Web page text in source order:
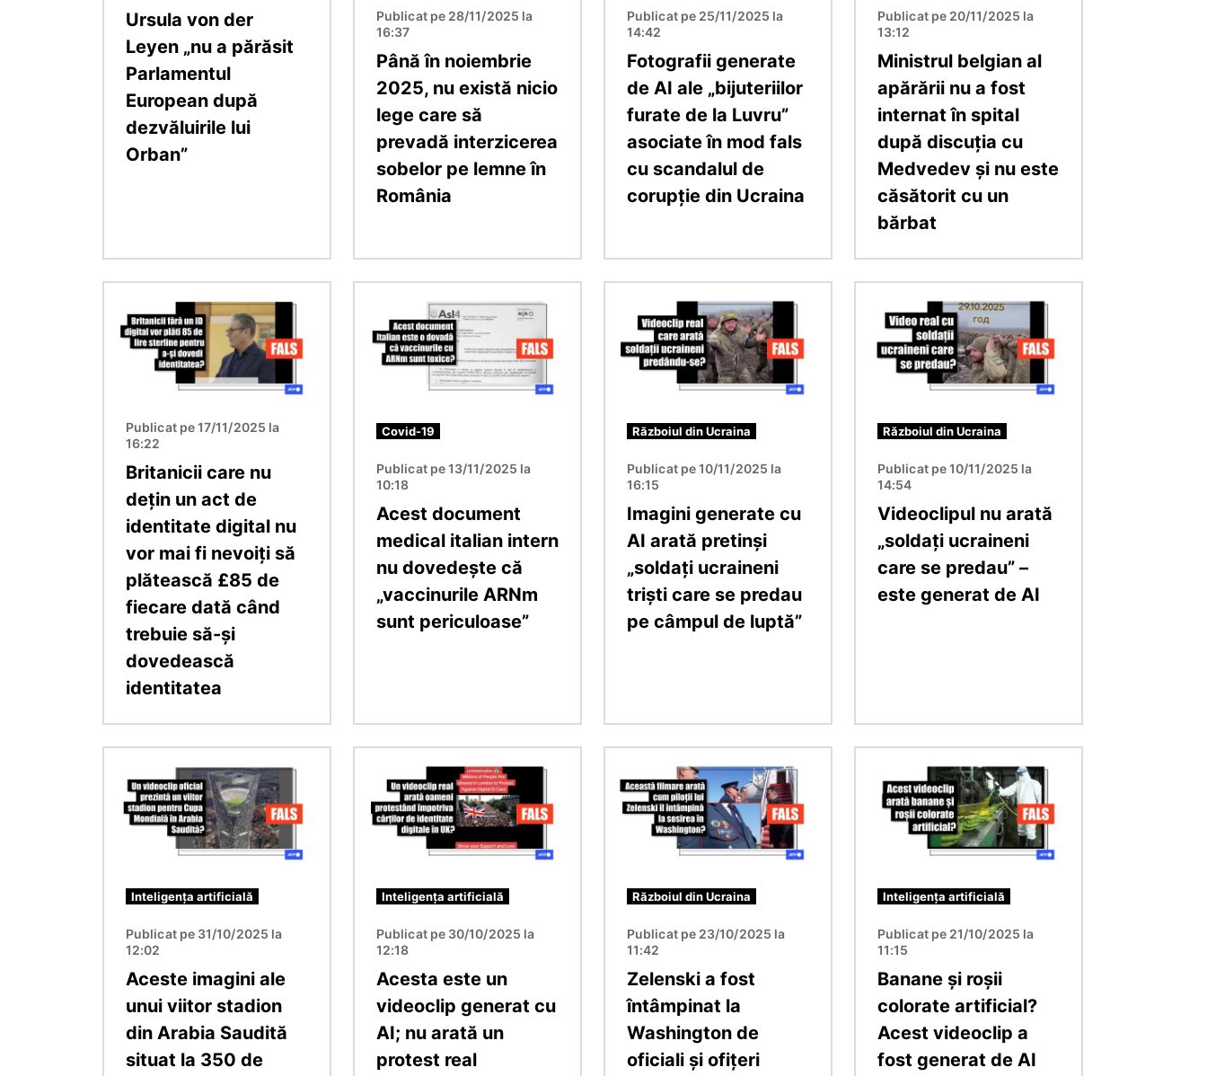
Ursula von der
Leyen „nu a părăsit
Parlamentul
European după
dezvăluirile lui
Orban”
Publicat pe 28/11/2025 la
16:37
Până în noiembrie
2025, nu există nicio
lege care să
prevadă interzicerea
sobelor pe lemne în
România
Publicat pe 25/11/2025 la
14:42
Fotografii generate
de AI ale „bijuteriilor
furate de la Luvru”
asociate în mod fals
cu scandalul de
corupție din Ucraina
Publicat pe 20/11/2025 la
13:12
Ministrul belgian al
apărării nu a fost
internat în spital
după discuția cu
Medvedev și nu este
căsătorit cu un
bărbat
Publicat pe 17/11/2025 la
16:22
Britanicii care nu
dețin un act de
identitate digital nu
vor mai fi nevoiți să
plătească £85 de
fiecare dată când
trebuie să-și
dovedească
identitatea
Covid-19
Publicat pe 13/11/2025 la
10:18
Acest document
medical italian intern
nu dovedește că
„vaccinurile ARNm
sunt periculoase”
Războiul din Ucraina
Publicat pe 10/11/2025 la
16:15
Imagini generate cu
AI arată pretinși
„soldați ucraineni
triști care se predau
pe câmpul de luptă”
Războiul din Ucraina
Publicat pe 10/11/2025 la
14:54
Videoclipul nu arată
„soldați ucraineni
care se predau” –
este generat de AI
Inteligența artificială
Publicat pe 31/10/2025 la
12:02
Aceste imagini ale
unui viitor stadion
din Arabia Saudită
situat la 350 de
Inteligența artificială
Publicat pe 30/10/2025 la
12:18
Acesta este un
videoclip generat cu
AI; nu arată un
protest real
Războiul din Ucraina
Publicat pe 23/10/2025 la
11:42
Zelenski a fost
întâmpinat la
Washington de
oficiali și ofițeri
Inteligența artificială
Publicat pe 21/10/2025 la
11:15
Banane și roșii
colorate artificial?
Acest videoclip a
fost generat de AI